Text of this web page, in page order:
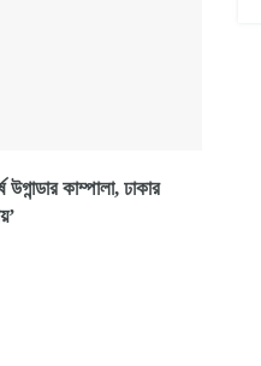
উগান্ডার কাম্পালা, ঢাকার